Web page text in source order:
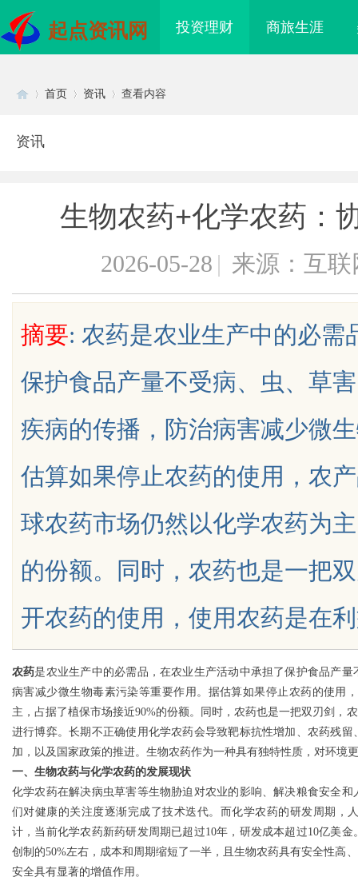
起点资讯网 投资理财 商旅生涯
首页 资讯 查看内容
资讯
生物农药+化学农药：
2026-05-28 | 来源：互联
摘要: 农药是农业生产中的必需
保护食品产量不受病、虫、草
疾病的传播，防治病害减少微
估算如果停止农药的使用，农
球农药市场仍然以化学农药为
的份额。同时，农药也是一把
开农药的使用，使用农药是在
农药是农业生产中的必需品，在农业生产活动中承担了保护食品产
病害减少微生物毒素污染等重要作用。据估算如果停止农药的使用
主，占据了植保市场接近90%的份额。同时，农药也是一把双刃剑，
进行博弈。长期不正确使用化学农药会导致靶标抗性增加、农药残
加，以及国家政策的推进。生物农药作为一种具有独特性质，对环境
一、生物农药与化学农药的发展现状
化学农药在解决病虫草害等生物胁迫对农业的影响、解决粮食安全
们对健康的关注度逐渐完成了技术迭代。而化学农药的研发周期，
计，当前化学农药新药研发周期已超过10年，研发成本超过10亿美
创制的50%左右，成本和周期缩短了一半，且生物农药具有安全性高
安全具有显著的增值作用。
公司董事长陈世超 代材料革命